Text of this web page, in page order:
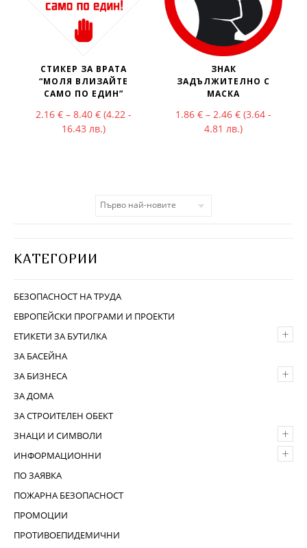
КАТЕГОРИИ
БЕЗОПАСНОСТ НА ТРУДА
ЕВРОПЕЙСКИ ПРОГРАМИ И ПРОЕКТИ
+
ЕТИКЕТИ ЗА БУТИЛКА
ЗА БАСЕЙНА
+
ЗА БИЗНЕСА
ЗА ДОМА
ЗА СТРОИТЕЛЕН ОБЕКТ
+
ЗНАЦИ И СИМВОЛИ
+
ИНФОРМАЦИОННИ
ПО ЗАЯВКА
ПОЖАРНА БЕЗОПАСНОСТ
ПРОМОЦИИ
ПРОТИВОЕПИДЕМИЧНИ
СТИКЕР ЗА ВРАТА
“МОЛЯ ВЛИЗАЙТЕ
САМО ПО ЕДИН”
2.16 € – 8.40 €Price range: 2.16 € through 8.40 €
(4.22 -
16.43 лв.)
ЗНАК
ЗАДЪЛЖИТЕЛНО С
МАСКА
1.86 € – 2.46 €Price range:
(3.64 -
4.81 лв.)